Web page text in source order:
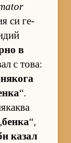
си ге­
в
с то­ва:
“.
бенка“,
ка­зал